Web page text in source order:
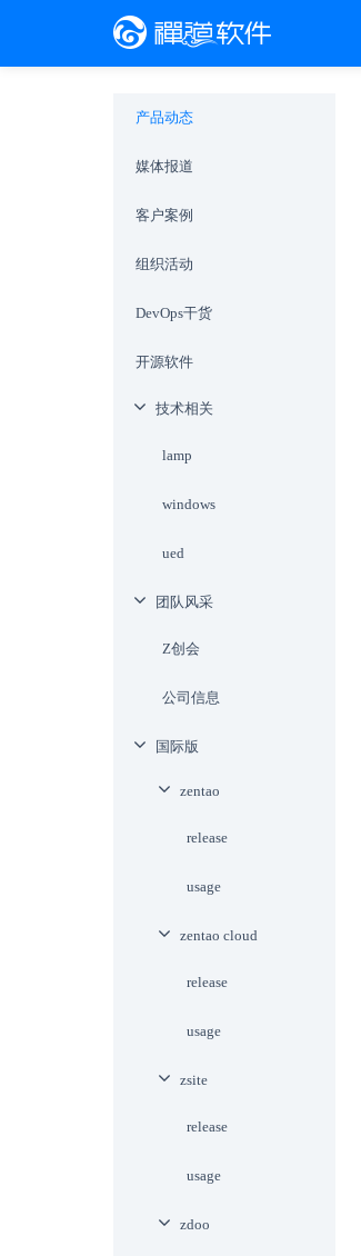
产品动态
媒体报道
客户案例
组织活动
DevOps干货
开源软件
技术相关
lamp
windows
ued
团队风采
Z创会
公司信息
国际版
zentao
release
usage
zentao cloud
release
usage
zsite
release
usage
zdoo